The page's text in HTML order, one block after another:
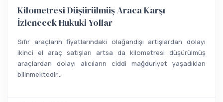
Kilometresi Düşürülmüş Araca Karşı
İzlenecek Hukuki Yollar
Sıfır araçların fiyatlarındaki olağandışı artışlardan dolayı
ikinci el araç satışları artsa da kilometresi düşürülmüş
araçlardan dolayı alıcıların ciddi mağduriyet yaşadıkları
bilinmektedir...